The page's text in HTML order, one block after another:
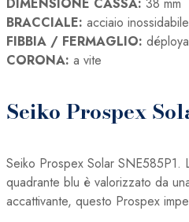
BRACCIALE: acciaio inossidabile
FIBBIA / FERMAGLIO:
CORONA: a vite
Seiko Prospex
Seiko Prospex Solar SNE585P1.
quadrante blu è valorizzato da
accattivante, questo Prospex